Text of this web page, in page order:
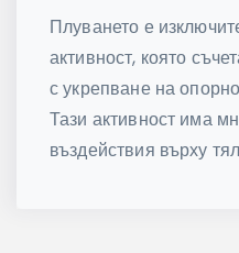
Плуването е
активност, която
с укрепване на
Тази активност има
въздействия върху